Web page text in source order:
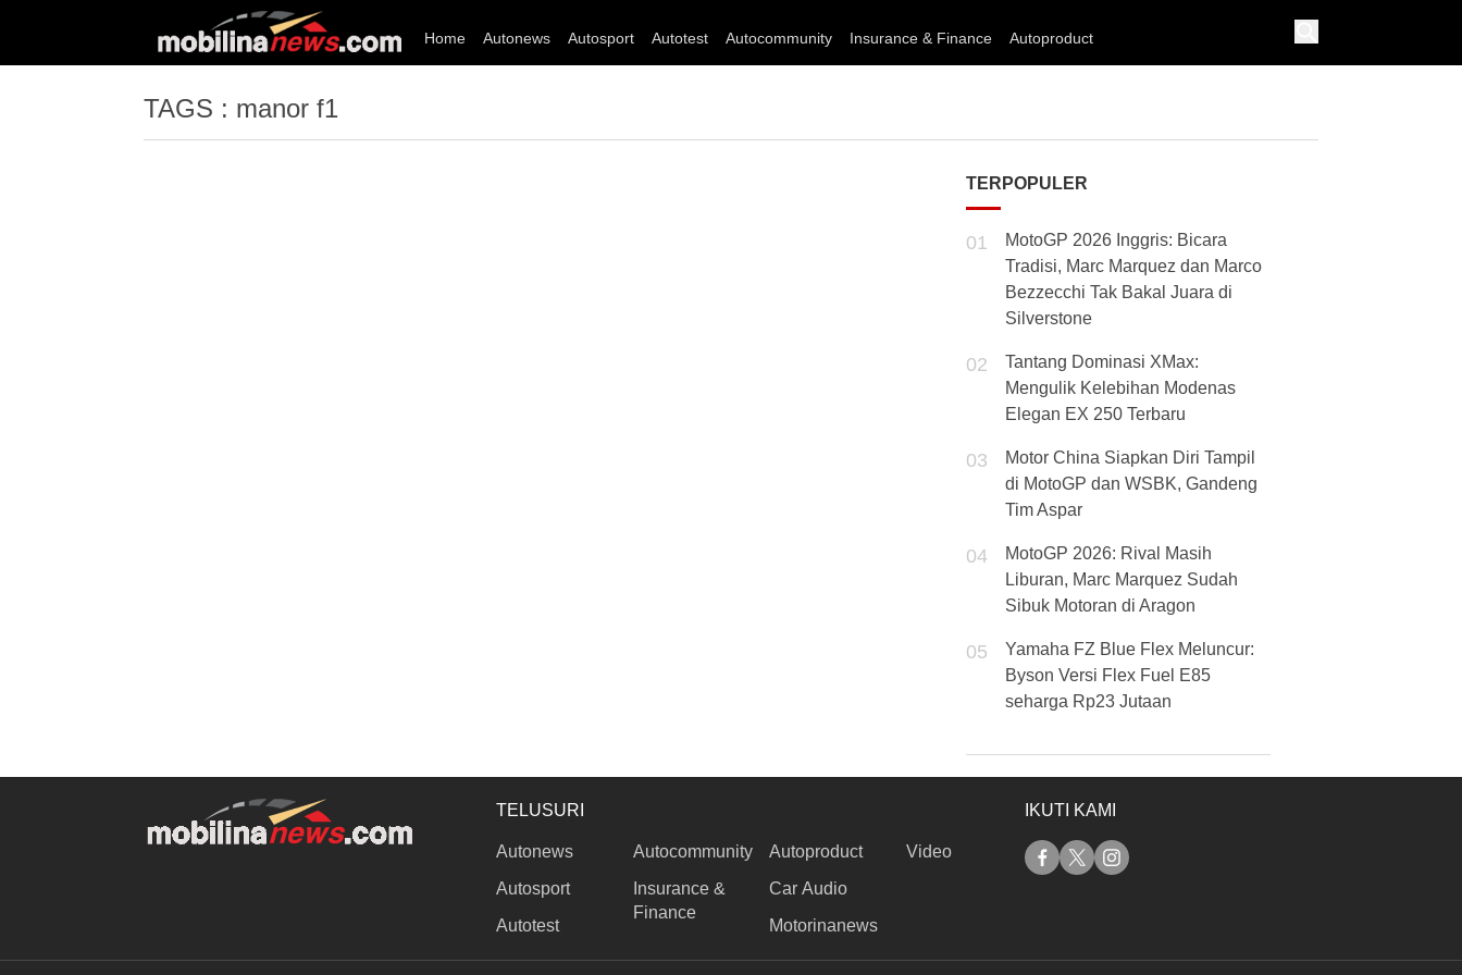
Home Autonews Autosport Autotest Autocommunity Insurance & Finance Autoproduct
TAGS : manor f1
TERPOPULER
01
MotoGP 2026 Inggris: Bicara
Tradisi, Marc Marquez dan Marco
Bezzecchi Tak Bakal Juara di
Silverstone
02
Tantang Dominasi XMax:
Mengulik Kelebihan Modenas
Elegan EX 250 Terbaru
03
Motor China Siapkan Diri Tampil
di MotoGP dan WSBK, Gandeng
Tim Aspar
04
MotoGP 2026: Rival Masih
Liburan, Marc Marquez Sudah
Sibuk Motoran di Aragon
05
Yamaha FZ Blue Flex Meluncur:
Byson Versi Flex Fuel E85
seharga Rp23 Jutaan
TELUSURI
Autonews
Autosport
Autotest
Autocommunity
Insurance &
Finance
Autoproduct
Car Audio
Motorinanews
Video
IKUTI KAMI